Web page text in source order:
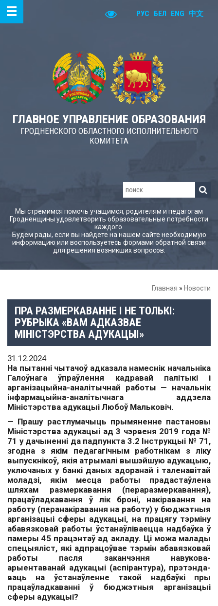
РУС БЕЛ ENG 中文
ГЛАВНОЕ УПРАВЛЕНИЕ ОБРАЗОВАНИЯ
ГРОДНЕНСКОГО ОБЛАСТНОГО ИСПОЛНИТЕЛЬНОГО
КОМИТЕТА
Мы стремимся помочь учащимся, родителям и педагогам
Гродненщины удовлетворить образовательные потребности
каждого.
Будем рады, если вы найдете на нашем сайте необходимую
информацию или воспользуетесь формами обратной связи
для решения возникших вопросов.
Главная » Новости
ПРА РАЗМЕРКАВАННЕ І НЕ ТОЛЬКІ:
РУБРЫКА «ВАМ АДКАЗВАЕ
МІНІСТЭРСТВА АДУКАЦЫІ»
31.12.2024
На пытанні чытачоў адказала намеснік начальніка
Галоўнага ўпраўлення кадравай палітыкі і
арганізацыйна-аналітычнай работы — начальнік
інфармацыйна-аналітычнага аддзела
Міністэрства адукацыі Любоў Мальковіч.
— Прашу растлумачыць прымяненне пастановы
Міністэрства адукацыі ад 3 чэрвеня 2019 года №
71 у дачыненні да падпункта 3.2 Інструкцыі № 71,
згодна з якім педагагічным работнікам з ліку
выпускнікоў, якія атрымалі вышэйшую адукацыю,
уключаных у банкі даных адоранай і таленавітай
моладзі, якім месца работы прадастаўлена
шляхам размеркавання (пераразмеркавання),
працаўладкавання ў лік броні, накіравання на
работу (перанакіравання на работу) у бюджэтныя
арганізацыі сферы адукацыі, на працягу тэрміну
абавязковай работы ўстанаўліваецца надбаўка ў
памеры 45 працэнтаў ад акладу. Ці можа малады
спецыяліст, які адпрацоўвае тэрмін абавязковай
работы пасля заканчэння навукова-
арыентаванай адукацыі (аспірантура), прэтэнда­
ваць на ўстанаўленне такой надбаўкі пры
працаўладкаванні ў бюджэтныя арганізацыі
сферы адукацыі?